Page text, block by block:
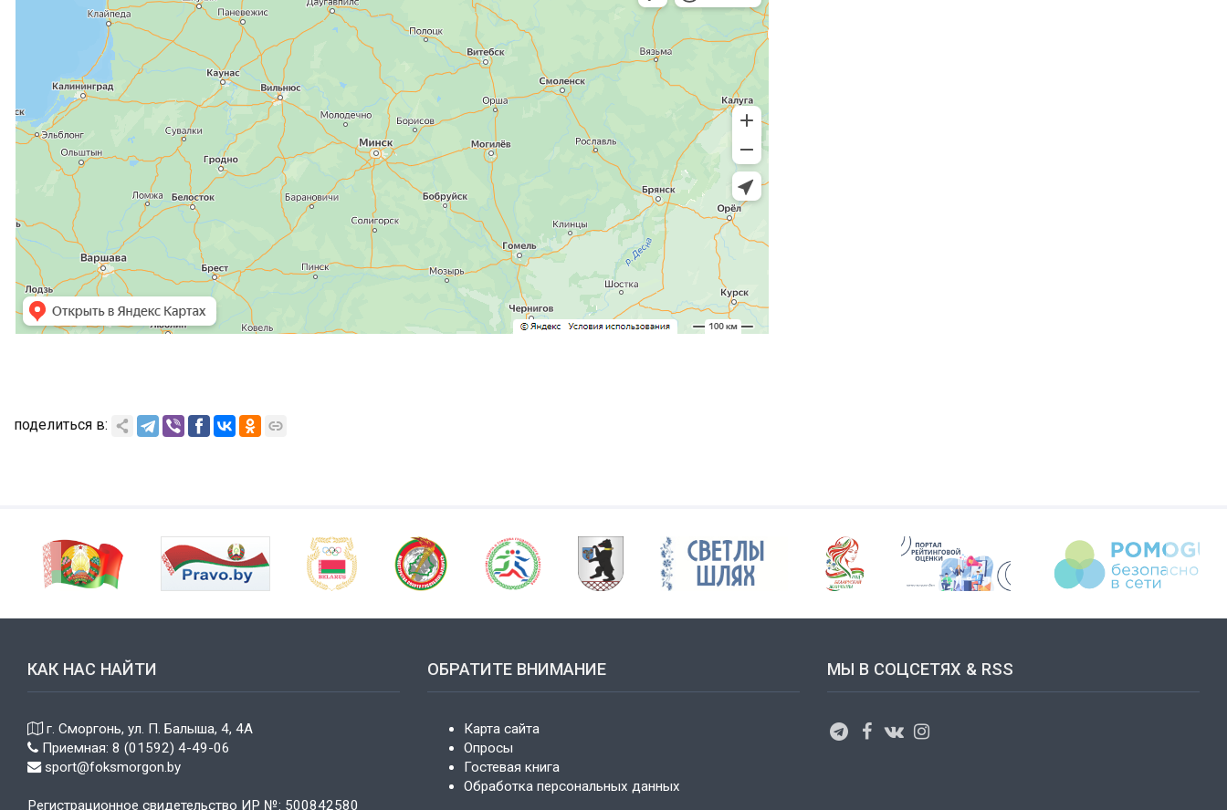
поделиться в:
КАК НАС НАЙТИ
г. Сморгонь, ул. П. Балыша, 4, 4А
Приемная: 8 (01592) 4-49-06
sport@foksmorgon.by
Регистрационное свидетельство ИР №: 500842580
ОБРАТИТЕ ВНИМАНИЕ
Карта сайта
Опросы
Гостевая книга
Обработка персональных данных
МЫ В СОЦСЕТЯХ & RSS